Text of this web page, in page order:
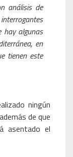
análisis de
hay algunas
en
tienen este
ningún
de que
asentado el